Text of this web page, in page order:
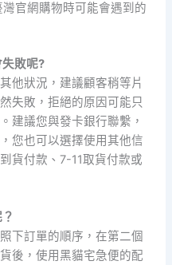
官網購物時可能會遇到的
敗呢?
他狀況，建議顧客稍等片
失敗，拒絕的原因可能只
建議您與發卡銀行聯繫，
您也可以選擇使用其他信
貨付款、7-11取貨付款或
下訂單的順序，在第二個
後，使用黑貓宅急便的配